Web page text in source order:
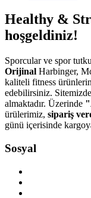
Healthy &
hoşgeldiniz!
Sporcular ve spor
Orijinal Harbinger,
kaliteli fitness
edebilirsiniz.
almaktadır. Üzerinde
ürülerimiz, sipariş
günü içerisinde
Sosyal